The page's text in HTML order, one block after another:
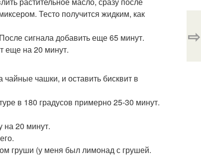
Тесто получится жидким, как
сигнала добавить еще 65 минут.
еще на 20 минут.
чашки, и оставить бисквит в
в 180 градусов примерно 25-30 минут.
на 20 минут.
груши (у меня был лимонад с грушей.
⇨